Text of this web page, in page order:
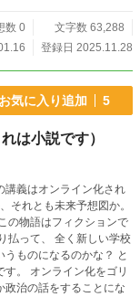
数 0
文字数 63,288
登録日 2025.11.28
お気に入り追加 5
は小説です）
講義はオンライン化され
も未来予想図か。
ものになるのかな？ と
をゴリ
政治の話をすることにな